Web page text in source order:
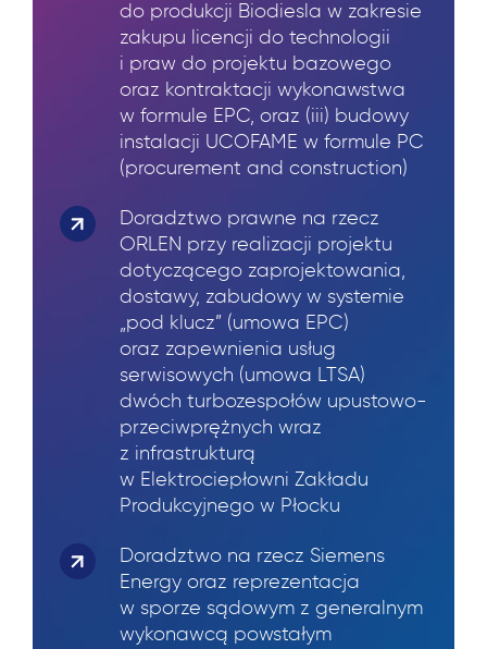
do produkcji Biodiesla w zakresie
zakupu licencji do technologii
i praw do projektu bazowego
oraz kontraktacji wykonawstwa
w formule EPC, oraz (iii) budowy
instalacji UCOFAME w formule PC
(procurement and construction)
Doradztwo prawne na rzecz
ORLEN przy realizacji projektu
dotyczącego zaprojektowania,
dostawy, zabudowy w systemie
„pod klucz” (umowa EPC)
oraz zapewnienia usług
serwisowych (umowa LTSA)
dwóch turbozespołów upustowo-
przeciwprężnych wraz
z infrastrukturą
w Elektrociepłowni Zakładu
Produkcyjnego w Płocku
Doradztwo na rzecz Siemens
Energy oraz reprezentacja
w sporze sądowym z generalnym
wykonawcą powstałym